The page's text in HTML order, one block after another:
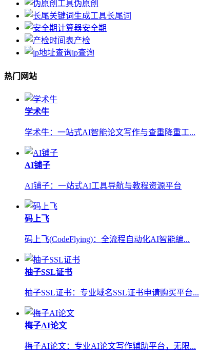
伪原创
长尾词
安全期
产检
ip查询
热门网站
学术牛
学术牛：一站式AI智能论文写作与查重降重工...
AI铺子
AI铺子：一站式AI工具导航与教程资源平台
码上飞
码上飞(CodeFlying)：全流程自动化AI智能编...
柚子SSL证书
柚子SSL证书：专业域名SSL证书申请购买平台...
梅子AI论文
梅子AI论文：专业AI论文写作辅助平台，无限...